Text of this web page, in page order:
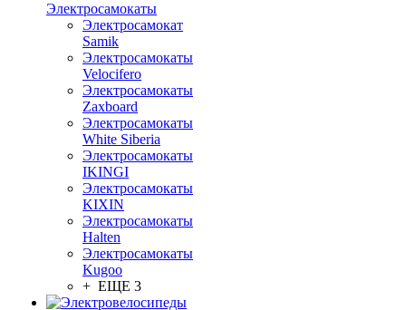
Электросамокаты
Электросамокат
Samik
Электросамокаты
Velocifero
Электросамокаты
Zaxboard
Электросамокаты
White Siberia
Электросамокаты
IKINGI
Электросамокаты
KIXIN
Электросамокаты
Halten
Электросамокаты
Kugoo
+ ЕЩЕ 3